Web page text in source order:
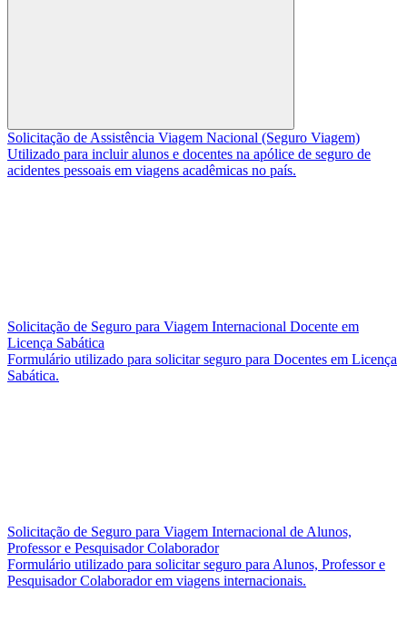
Buscar
Solicitação de Assistência Viagem Nacional (Seguro Viagem)
Utilizado para incluir alunos e docentes na apólice de seguro de
acidentes pessoais em viagens acadêmicas no país.
Solicitação de Seguro para Viagem Internacional Docente em
Licença Sabática
Formulário utilizado para solicitar seguro para Docentes em Licença
Sabática.
Solicitação de Seguro para Viagem Internacional de Alunos,
Professor e Pesquisador Colaborador
Formulário utilizado para solicitar seguro para Alunos, Professor e
Pesquisador Colaborador em viagens internacionais.